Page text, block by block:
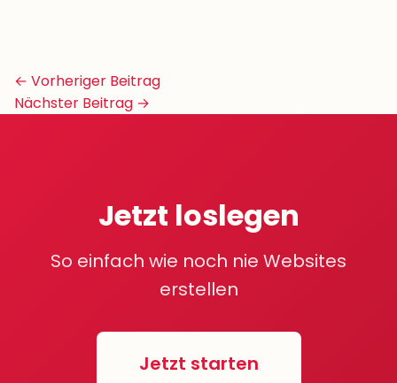
Beitrags-
Navigation
← Vorheriger Beitrag
Nächster Beitrag →
Jetzt loslegen
So einfach wie noch nie Websites
erstellen
Jetzt starten